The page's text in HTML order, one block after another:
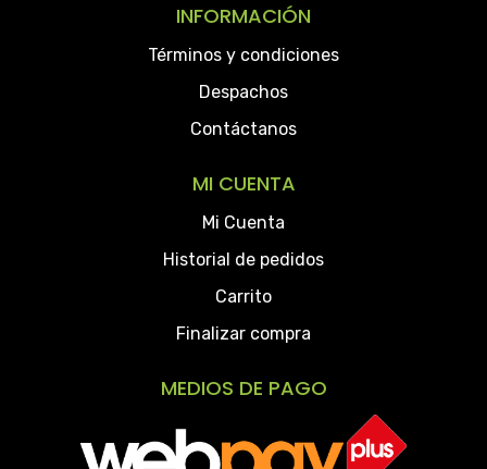
INFORMACIÓN
Términos y condiciones
Despachos
Contáctanos
MI CUENTA
Mi Cuenta
Historial de pedidos
Carrito
Finalizar compra
MEDIOS DE PAGO